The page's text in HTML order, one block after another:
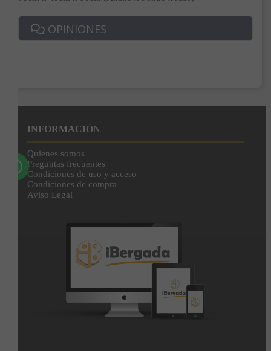
OPINIONES
INFORMACIÓN
Quienes somos
Preguntas frecuentes
Condiciones de uso y acceso
Condiciones de compra
Aviso Legal